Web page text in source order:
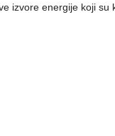
izvore energije koji su